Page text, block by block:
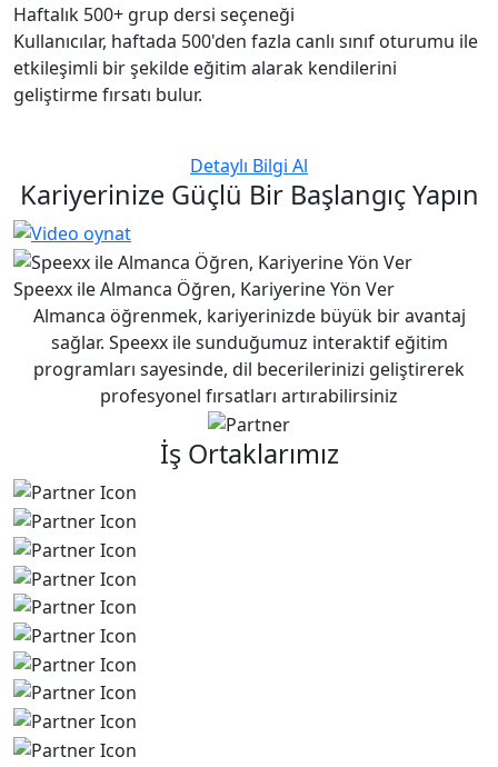
Haftalık 500+ grup dersi seçeneği
Kullanıcılar, haftada 500'den fazla canlı sınıf oturumu ile
etkileşimli bir şekilde eğitim alarak kendilerini
geliştirme fırsatı bulur.
Detaylı Bilgi Al
Kariyerinize Güçlü Bir Başlangıç Yapın
Speexx ile Almanca Öğren, Kariyerine Yön Ver
Almanca öğrenmek, kariyerinizde büyük bir avantaj
sağlar. Speexx ile sunduğumuz interaktif eğitim
programları sayesinde, dil becerilerinizi geliştirerek
profesyonel fırsatları artırabilirsiniz
İş Ortaklarımız